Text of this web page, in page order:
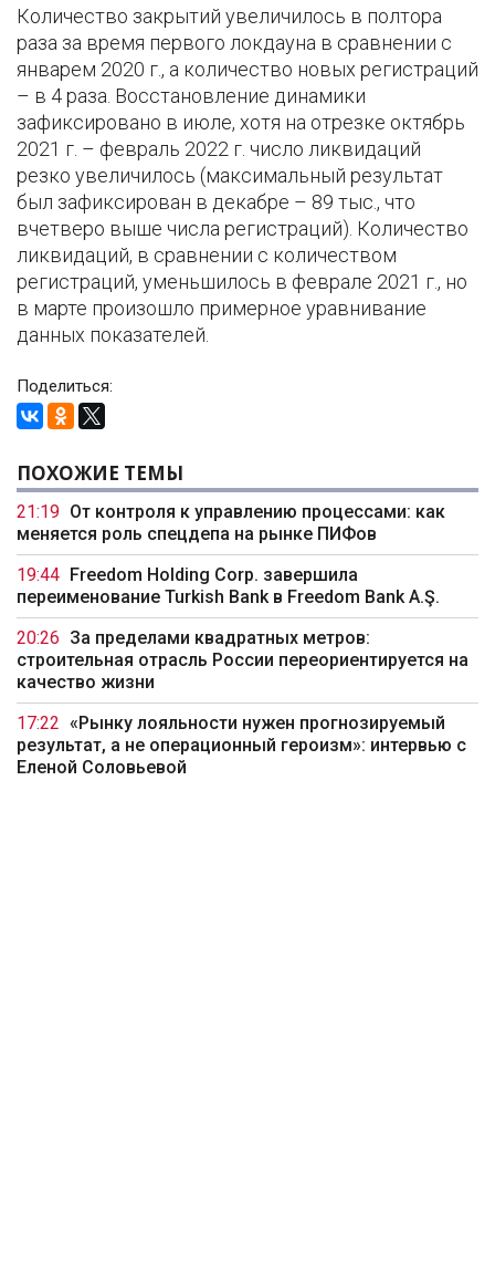
Количество закрытий увеличилось в полтора
раза за время первого локдауна в сравнении с
январем 2020 г., а количество новых регистраций
– в 4 раза. Восстановление динамики
зафиксировано в июле, хотя на отрезке октябрь
2021 г. – февраль 2022 г. число ликвидаций
резко увеличилось (максимальный результат
был зафиксирован в декабре – 89 тыс., что
вчетверо выше числа регистраций). Количество
ликвидаций, в сравнении с количеством
регистраций, уменьшилось в феврале 2021 г., но
в марте произошло примерное уравнивание
данных показателей.
Поделиться:
ПОХОЖИЕ ТЕМЫ
21:19 От контроля к управлению процессами: как
меняется роль спецдепа на рынке ПИФов
19:44
Freedom Holding Corp. завершила
переименование Turkish Bank в Freedom Bank A.Ş.
20:26 За пределами квадратных метров:
строительная отрасль России переориентируется на
качество жизни
17:22 «Рынку лояльности нужен прогнозируемый
результат, а не операционный героизм»: интервью с
Еленой Соловьевой